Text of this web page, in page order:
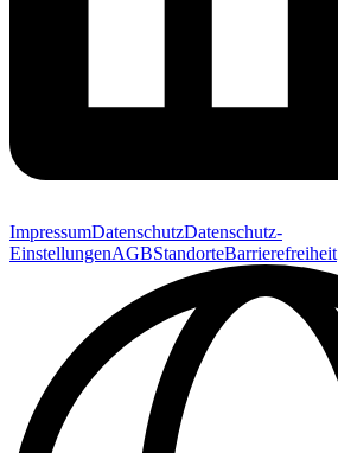
ImpressumDatenschutzDatenschutz-
EinstellungenAGBStandorteBarrierefreiheit